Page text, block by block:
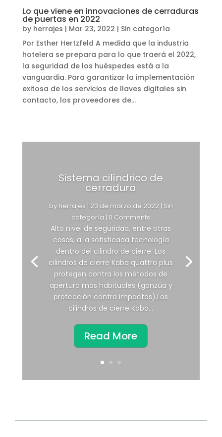
Lo que viene en innovaciones de cerraduras
de puertas en 2022
by herrajes | Mar 23, 2022 | Sin categoría
Por Esther Hertzfeld A medida que la industria
hotelera se prepara para lo que traerá el 2022,
la seguridad de los huéspedes está a la
vanguardia. Para garantizar la implementación
exitosa de los servicios de llaves digitales sin
contacto, los proveedores de...
Sistema cilíndrico de
cerradura
by herrajes | 23 de marzo de 2022| Sin
categoría | 0 Comments
Alto nivel de seguridad, entre otras
cosas, a la sofisticada tecnología
dentro del cilindro de cierre. Los
cilindros de cierre Kaba quattro plus
protegen contra los métodos de
apertura más habituales (ganzúa y
protección contra impactos).Los
cilindros de cierre Kaba...
Read More